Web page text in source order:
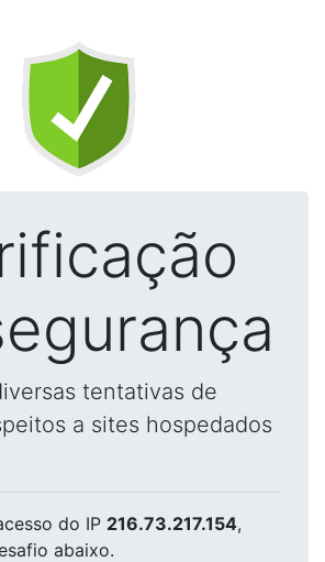
tentativas de
a sites hospedados
do IP 216.73.217.154,
abaixo.